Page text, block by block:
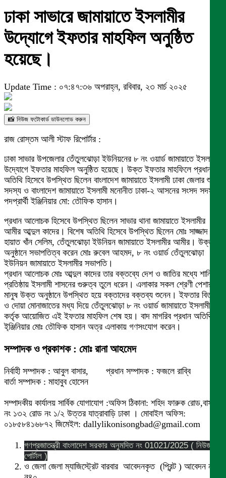
ঢাকা সাভারে জামায়াতে ইসলামীর
উদ্যোগে ইফতার মাহফিল অনুষ্ঠিত
হয়েছে।
Update Time : ০৭:৪৭:৩৬ অপরাহ্ন, রবিবার, ২৩ মার্চ ২০২৫
📸 নিউজ ফটোকার্ড ডাউনলোড করুন
রাজ রোস্তম আলী স্টাফ রিপোর্টার :
ঢাকা সাভার উপজেলার তেঁতুলঝোড়া ইউনিয়নের ৮ নং ওয়ার্ড জামায়াতে ইসলামীর
উদ্যোগে ইফতার মাহফিল অনুষ্ঠিত হয়েছে। উক্ত ইফতার মাহফিলে প্রধান
অতিথি হিসেবে উপস্থিত ছিলেন বাংলাদেশ জামায়াতে ইসলামী ঢাকা জেলার শুরা
সদস্য ও বাংলাদেশ জামায়াতে ইসলামী মনোনীত ঢাকা-২ আসনের সংসদ সদস্য
পদপ্রার্থী ইঞ্জিনিয়ার মো: তৌফিক হাসান।
প্রধান আলোচক হিসেবে উপস্থিত ছিলেন সাভার থানা জামায়াতে ইসলামীর
আমীর আব্দুল কাদের। বিশেষ অতিথি হিসেবে উপস্থিত ছিলেন মোঃ সাজ্জাদ
হায়াত খাঁন সেলিম, তেঁতুলঝোড়া ইউনিয়ন জামায়াতে ইসলামীর আমীর। উক্ত
অনুষ্ঠানে সভাপতিত্ব করেন মোঃ রুবেল আহমদ, ৮ নং ওয়ার্ড তেঁতুলঝোড়া
ইউনিয়ন জামায়াতে ইসলামীর সভাপতি।
প্রধান আলোচক মোঃ আব্দুল কাদের তার বক্তব্যে দেশ ও জাতির মধ্যে শান্তি
প্রতিষ্ঠায় ইসলামী শাসনের গুরুত্ব তুলে ধরেন। এলাকার সকল শ্রেণী পেশার
মানুষ উক্ত অনুষ্ঠানে উপস্থিত হয়ে বক্তাদের বক্তব্য শুনেন। ইফতার বিতরণ
ও দোয়া মোনাজাতের মধ্য দিয়ে তেঁতুলঝোড়া ৮ নং ওয়ার্ড জামায়াতে ইসলামী
কর্তৃক আয়োজিত এই ইফতার মাহফিল শেষ হয়। বাদ মাগরিব প্রধান অতিথি
ই্ঞ্জিনিয়ার মোঃ তৌফিক হাসান অত্র এলাকায় গণসংযোগ করেন।
সম্পাদক ও প্রকাশক : মোঃ রানা আহমেদ
নির্বাহী সম্পাদক : আবুল বাসার, প্রধান সম্পাদক : ফজলে রাব্বি
বার্তা সম্পাদক : মাহাবুব হোসেন
সম্পাদকীয় কার্যালয় সার্বিক যোগাযোগ :অফিস ঠিকানা: শহিদ ফারুক রোড,বাসা
নং ১৩২ রোড নং ১/২ উত্তর যাত্রাবাড়ি ঢাকা । মোবাইল অফিস:
০১৮৫৮৪১৬৮৭২ জিমেইল: dallylikonisongbad@gmail.com
গণপ্রজাতন্ত্রী বাংলাদেশ সরকার অনুমদিত নং 01021/2025 ( নিউজ
পোর্টাল )
ও জেলা জেলা ম্যাজিস্ট্রেট বারবার আবেদনকৃত (প্রিন্ট ) আবেদন নং